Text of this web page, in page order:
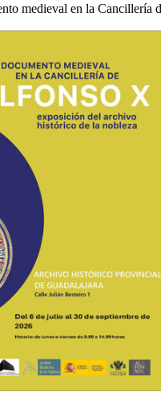
medieval en la Cancillería